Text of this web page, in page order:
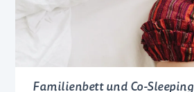
Familienbett und Co-Sleeping